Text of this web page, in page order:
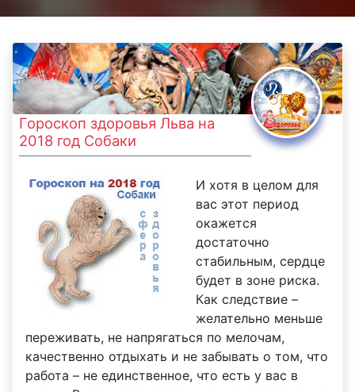
Гороскоп здоровья Льва на
2018 год Собаки
И хотя в целом для
вас этот период
окажется
достаточно
стабильным, сердце
будет в зоне риска.
Как следствие –
желательно меньше
переживать, не напрягаться по мелочам,
качественно отдыхать и не забывать о том, что
работа – не единственное, что есть у вас в